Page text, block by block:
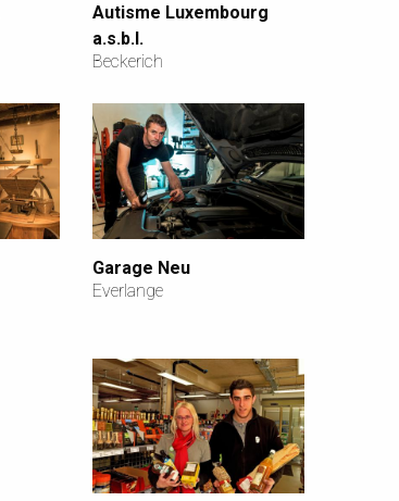
Autisme Luxembourg
a.s.b.l.
Beckerich
Garage Neu
Everlange